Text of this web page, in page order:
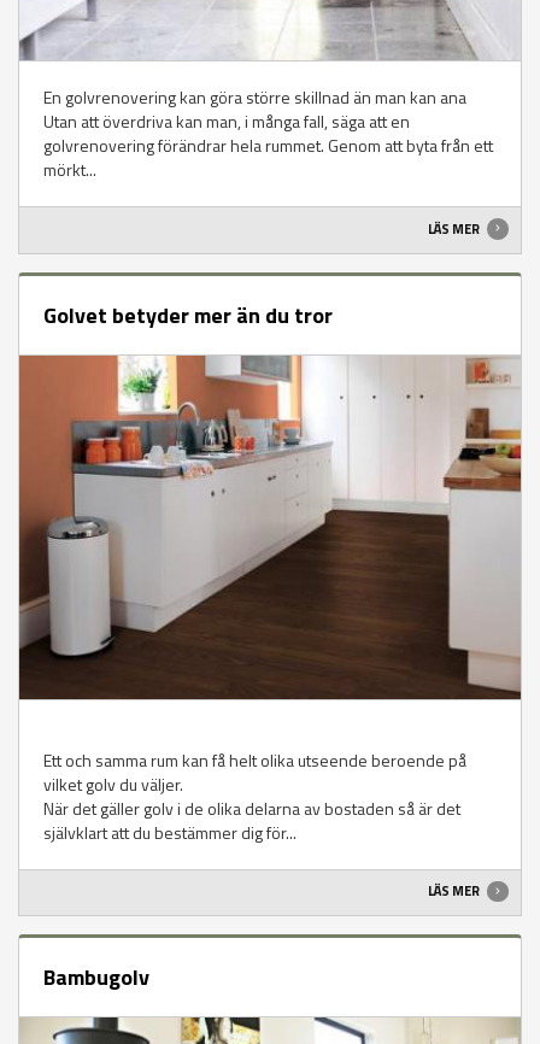
En golvrenovering kan göra större skillnad än man kan ana
Utan att överdriva kan man, i många fall, säga att en
golvrenovering förändrar hela rummet. Genom att byta från ett
mörkt...
LÄS MER
Golvet betyder mer än du tror
Ett och samma rum kan få helt olika utseende beroende på
vilket golv du väljer.
När det gäller golv i de olika delarna av bostaden så är det
självklart att du bestämmer dig för...
LÄS MER
Bambugolv